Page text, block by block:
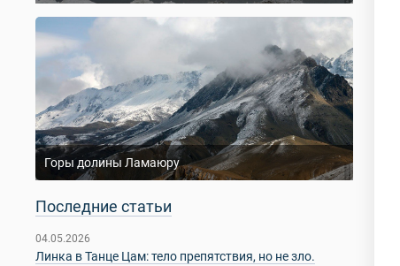
Горы долины Ламаюру
Последние статьи
04.05.2026
Линка в Танце Цам: тело препятствия, но не зло.